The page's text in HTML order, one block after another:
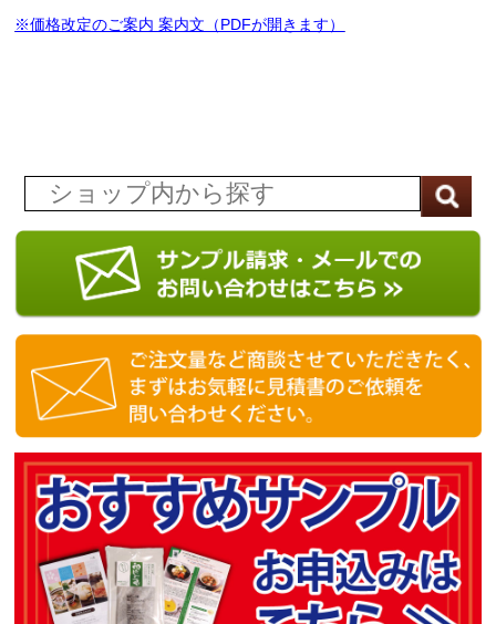
※価格改定のご案内 案内文（PDFが開きます）